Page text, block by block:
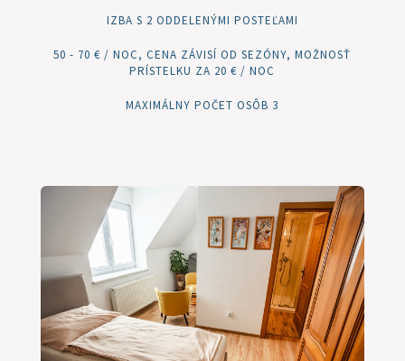
IZBA S 2 ODDELENÝMI POSTEĽAMI
50 - 70 € / NOC, CENA ZÁVISÍ OD SEZÓNY, MOŽNOSŤ
PRÍSTELKU ZA 20 € / NOC
MAXIMÁLNY POČET OSÔB 3